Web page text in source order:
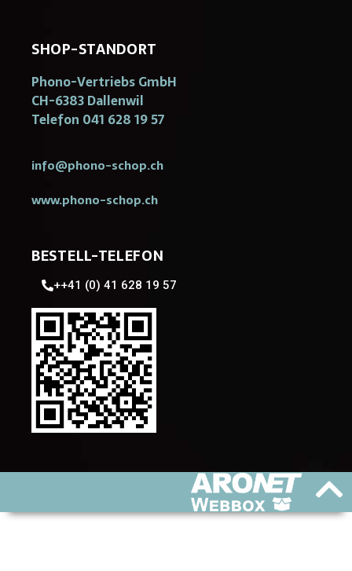
SHOP-STANDORT
Phono-Vertriebs GmbH
CH-6383 Dallenwil
Telefon 041 628 19 57
info@phono-schop.ch
www.phono-schop.ch
BESTELL-TELEFON
++41 (0) 41 628 19 57